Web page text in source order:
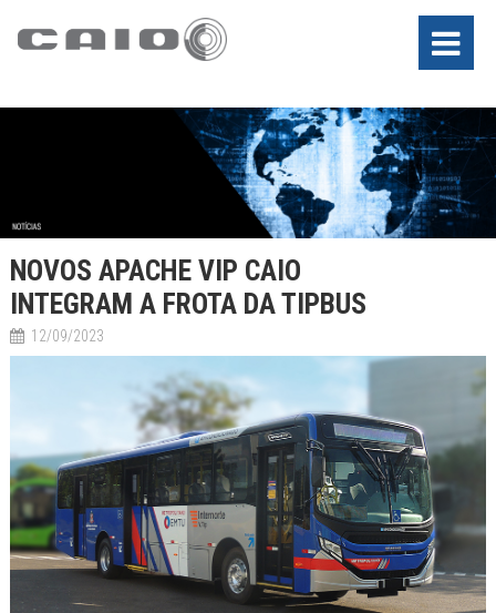
NOVOS APACHE VIP CAIO
INTEGRAM A FROTA DA TIPBUS
12/09/2023